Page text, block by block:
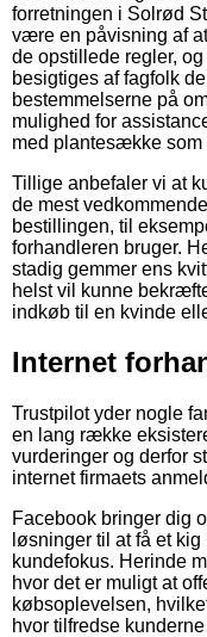
forretningen i Solrød
være en påvisning af
de opstillede regler,
besigtiges af fagfolk
bestemmelserne på
mulighed for
med plantesække
Tillige anbefaler vi at
de mest
bestillingen, til
forhandleren bruger.
stadig gemmer ens
helst vil kunne
indkøb til en kvinde
Internet
Trustpilot yder nogle
en lang række
vurderinger og derfor
internet firmaets
Facebook bringer dig
løsninger til at få et
kundefokus. Herinde
hvor det er muligt at
købsoplevelsen,
hvor tilfredse kunderne